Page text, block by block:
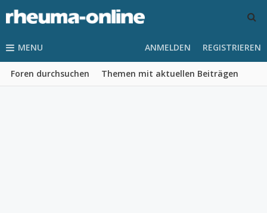
MENU
Foren durchsuchen Themen mit aktuellen Beiträgen
ANMELDEN REGISTRIEREN